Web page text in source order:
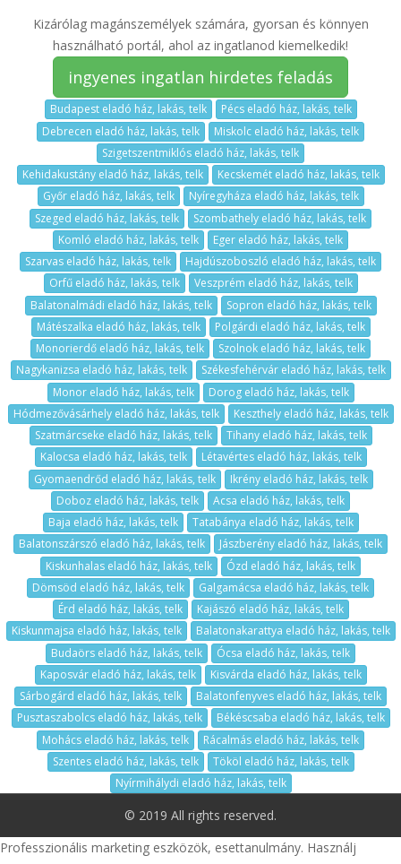
Kizárólag magánszemélyek számára, gyorsan és könnyen
használható portál, ahol az ingatlanod kiemelkedik!
ingyenes ingatlan hirdetes feladás
Budapest eladó ház, lakás, telk
Pécs eladó ház, lakás, telk
Debrecen eladó ház, lakás, telk
Miskolc eladó ház, lakás, telk
Szigetszentmiklós eladó ház, lakás, telk
Kehidakustány eladó ház, lakás, telk
Kecskemét eladó ház, lakás, telk
Győr eladó ház, lakás, telk
Nyíregyháza eladó ház, lakás, telk
Szeged eladó ház, lakás, telk
Szombathely eladó ház, lakás, telk
Komló eladó ház, lakás, telk
Eger eladó ház, lakás, telk
Szarvas eladó ház, lakás, telk
Hajdúszoboszló eladó ház, lakás, telk
Orfű eladó ház, lakás, telk
Veszprém eladó ház, lakás, telk
Balatonalmádi eladó ház, lakás, telk
Sopron eladó ház, lakás, telk
Mátészalka eladó ház, lakás, telk
Polgárdi eladó ház, lakás, telk
Monorierdő eladó ház, lakás, telk
Szolnok eladó ház, lakás, telk
Nagykanizsa eladó ház, lakás, telk
Székesfehérvár eladó ház, lakás, telk
Monor eladó ház, lakás, telk
Dorog eladó ház, lakás, telk
Hódmezővásárhely eladó ház, lakás, telk
Keszthely eladó ház, lakás, telk
Szatmárcseke eladó ház, lakás, telk
Tihany eladó ház, lakás, telk
Kalocsa eladó ház, lakás, telk
Létavértes eladó ház, lakás, telk
Gyomaendrőd eladó ház, lakás, telk
Ikrény eladó ház, lakás, telk
Doboz eladó ház, lakás, telk
Acsa eladó ház, lakás, telk
Baja eladó ház, lakás, telk
Tatabánya eladó ház, lakás, telk
Balatonszárszó eladó ház, lakás, telk
Jászberény eladó ház, lakás, telk
Kiskunhalas eladó ház, lakás, telk
Ózd eladó ház, lakás, telk
Dömsöd eladó ház, lakás, telk
Galgamácsa eladó ház, lakás, telk
Érd eladó ház, lakás, telk
Kajászó eladó ház, lakás, telk
Kiskunmajsa eladó ház, lakás, telk
Balatonakarattya eladó ház, lakás, telk
Budaörs eladó ház, lakás, telk
Ócsa eladó ház, lakás, telk
Kaposvár eladó ház, lakás, telk
Kisvárda eladó ház, lakás, telk
Sárbogárd eladó ház, lakás, telk
Balatonfenyves eladó ház, lakás, telk
Pusztaszabolcs eladó ház, lakás, telk
Békéscsaba eladó ház, lakás, telk
Mohács eladó ház, lakás, telk
Rácalmás eladó ház, lakás, telk
Szentes eladó ház, lakás, telk
Tököl eladó ház, lakás, telk
Nyírmihálydi eladó ház, lakás, telk
© 2019 All rights reserved.
Professzionális marketing eszközök, esettanulmány. Használj